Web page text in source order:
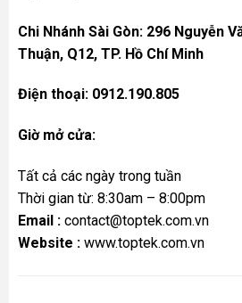
Chi Nhánh Sài Gòn: 296 Nguyễn
Thuận, Q12, TP. Hồ Chí Minh
Điện thoại: 0912.190.805
Giờ mở cửa:
Tất cả các ngày trong tuần
Thời gian từ: 8:30am – 8:00pm
Email : contact@toptek.com.vn
Website : www.toptek.com.vn